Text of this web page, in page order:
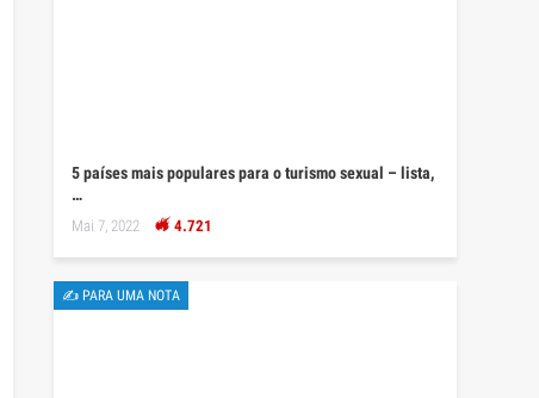
5 países mais populares para o turismo sexual – lista,
…
Mai 7, 2022 4.721
✍ PARA UMA NOTA